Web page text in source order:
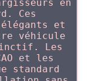
en
Ces
et
véhicule
Les
et les
standard